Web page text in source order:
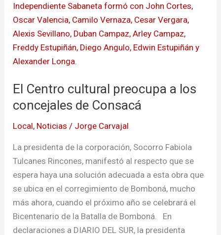
El Centro cultural preocupa a los
concejales de Consacá
Local, Noticias / Jorge Carvajal
La presidenta de la corporación, Socorro Fabiola
Tulcanes Rincones, manifestó al respecto que se
espera haya una solución adecuada a esta obra que
se ubica en el corregimiento de Bomboná, mucho
más ahora, cuando el próximo año se celebrará el
Bicentenario de la Batalla de Bomboná. En
declaraciones a DIARIO DEL SUR, la presidenta
Centro
cultural
preocupa
a
los
de
Consacá